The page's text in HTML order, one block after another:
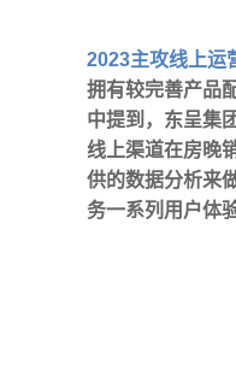
2023主攻线上运
拥有较完善产品
中提到，东呈集
线上渠道在房晚
供的数据分析来
务一系列用户体